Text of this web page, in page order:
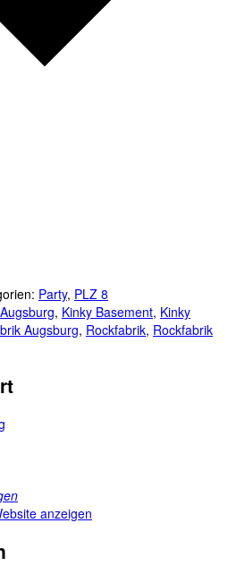
Party, PLZ 8
Augsburg, Kinky Basement, Kinky
Augsburg, Rockfabrik, Rockfabrik
anzeigen